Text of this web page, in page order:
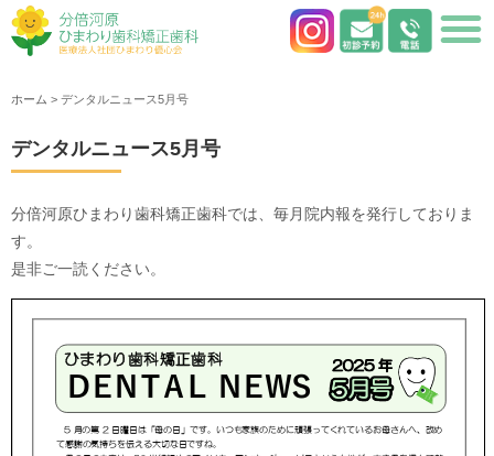
ホーム > デンタルニュース5月号
デンタルニュース5月号
分倍河原ひまわり歯科矯正歯科では、毎月院内報を発行しておりま
す。
是非ご一読ください。